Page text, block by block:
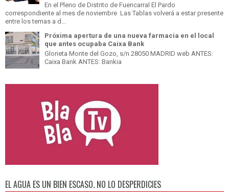
En el Pleno de Distrito de Fuencarral El Pardo
correspondiente al mes de noviembre Las Tablas volverá a estar presente
entre los temas a d...
Próxima apertura de una nueva farmacia en el local
que antes ocupaba Caixa Bank
Glorieta Monte del Gozo, s/n 28050 MADRID web ANTES:
Caixa Bank ANTES: Bankia
EL AGUA ES UN BIEN ESCASO. NO LO DESPERDICIES